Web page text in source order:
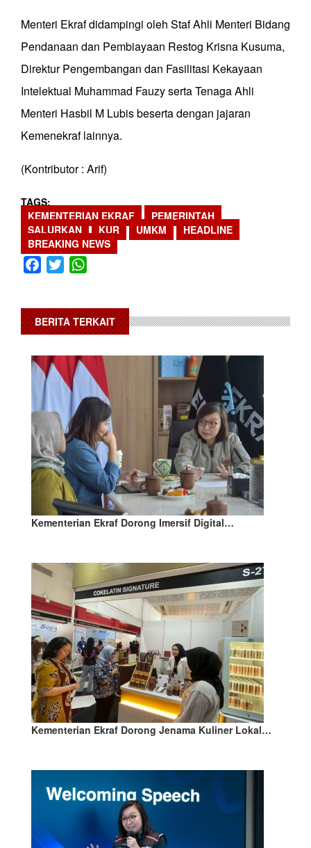
Menteri Ekraf didampingi oleh Staf Ahli Menteri Bidang
Pendanaan dan Pembiayaan Restog Krisna Kusuma,
Direktur Pengembangan dan Fasilitasi Kekayaan
Intelektual Muhammad Fauzy serta Tenaga Ahli
Menteri Hasbil M Lubis beserta dengan jajaran
Kemenekraf lainnya.
(Kontributor : Arif)
TAGS
KEMENTERIAN EKRAF
PEMERINTAH
SALURKAN
KUR UMKM
HEADLINE
BREAKING NEWS
Facebook
Twitter
BERITA TERKAIT
Kementerian Ekraf Dorong Imersif Digital…
Kementerian Ekraf Dorong Jenama Kuliner Lokal…